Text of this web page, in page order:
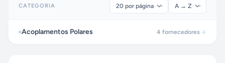
CATEGORIA
Acoplamentos Polares 4 fornecedores